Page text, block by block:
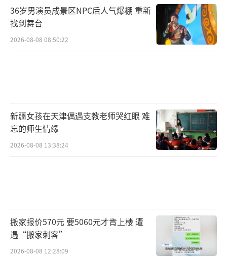
36岁男演员成景区NPC后人气爆棚 重新
找到舞台
2026-08-08 08:50:22
新疆女孩在天津偶遇支教老师哭红眼 难
忘的师生情缘
2026-08-08 13:38:24
搬家报价570元 要5060元才肯上楼 遭
遇“搬家刺客”
2026-08-08 12:28:09